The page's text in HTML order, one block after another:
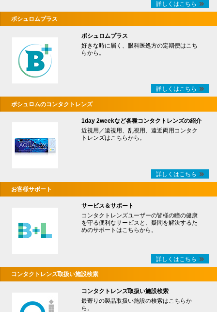
詳しくはこちら
ボシュロムプラス
ボシュロムプラス
好きな時に届く、眼科医処方の定期便はこち
らから。
詳しくはこちら
ボシュロムのコンタクトレンズ
1day 2weekなど各種コンタクトレンズの紹介
近視用／遠視用、乱視用、遠近両用コンタク
トレンズはこちらから。
詳しくはこちら
お客様サポート
サービス＆サポート
コンタクトレンズユーザーの皆様の瞳の健康
を守る便利なサービスと、疑問を解決するた
めのサポートはこちらから。
詳しくはこちら
コンタクトレンズ取扱い施設検索
コンタクトレンズ取扱い施設検索
最寄りの製品取扱い施設の検索はこちらか
ら。